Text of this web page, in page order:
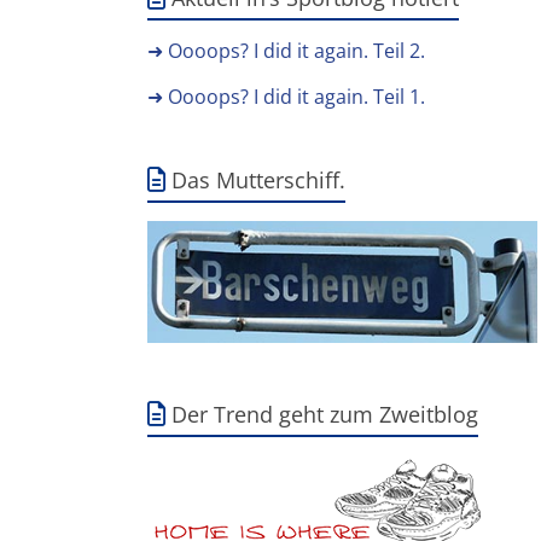
➜ Oooops? I did it again. Teil 2.
➜ Oooops? I did it again. Teil 1.
Das Mutterschiff.
Der Trend geht zum Zweitblog